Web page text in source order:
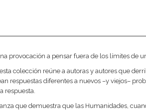
provocación a pensar fuera de los límites de
colección reúne a autoras y autores que
respuestas diferentes a nuevos –y viejos–
respuesta.
que demuestra que las Humanidades,